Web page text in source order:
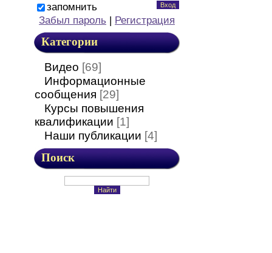
запомнить
Забыл пароль | Регистрация
Категории
Видео [69]
Информационные
сообщения [29]
Курсы повышения
квалификации [1]
Наши публикации [4]
Поиск